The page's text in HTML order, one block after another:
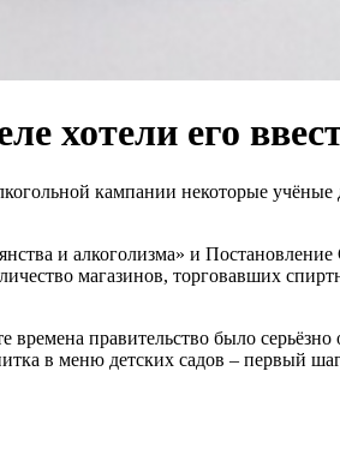
хотели его
кампании некоторые
и алкоголизма» и
магазинов, торговавших
правительство было
в меню детских садов – первый